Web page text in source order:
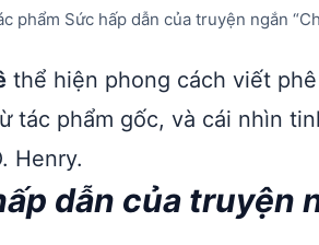
phẩm Sức hấp dẫn của truyện ngắn
thể hiện phong cách viết
tác phẩm gốc, và cái nhìn
Henry.
dẫn của truyện